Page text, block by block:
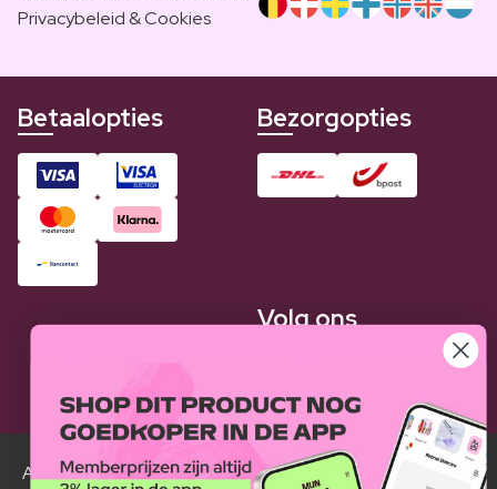
Privacybeleid & Cookies
Betaalopties Bezorgopties
Volg ons
Alle Luxplus ledenprijzen zijn weergegeven in vergelijking